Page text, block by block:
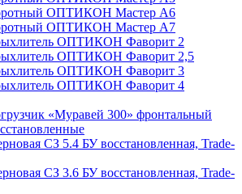
ОПТИКОН Мастер А6
ОПТИКОН Мастер А7
ОПТИКОН Фаворит 2
ОПТИКОН Фаворит 2,5
ОПТИКОН Фаворит 3
ОПТИКОН Фаворит 4
«Муравей 300» фронтальный
СЗ 5.4 БУ восстановленная, Trade-
СЗ 3.6 БУ восстановленная, Trade-